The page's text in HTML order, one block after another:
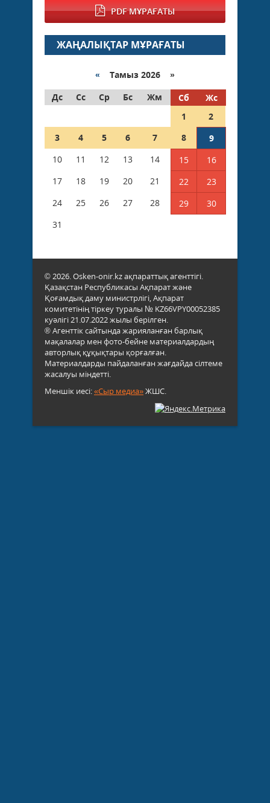
PDF МҰРАҒАТЫ
ЖАҢАЛЫҚТАР МҰРАҒАТЫ
« Тамыз 2026 »
Дс
Сс Ср Бс Жм Сб
Жс
1
2
3
4 5 6 7 8
9
10
11 12 13 14 15
16
17
18 19 20 21 22
23
24
25 26 27 28 29
30
31
© 2026. Osken-onir.kz ақпараттық агенттігі.
Қазақстан Республикасы Ақпарат және
Қоғамдық даму министрлігі, Ақпарат
комитетінің тіркеу туралы № KZ66VPY00052385
куәлігі 21.07.2022 жылы берілген.
® Агенттік сайтында жарияланған барлық
мақалалар мен фото-бейне материалдардың
авторлық құқықтары қорғалған.
Материалдарды пайдаланған жағдайда сілтеме
жасалуы міндетті.
Меншік иесі:«Сыр медиа»ЖШС.